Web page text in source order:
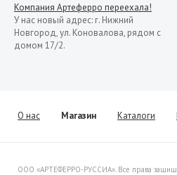
Компания Артеферро переехала!
У нас новый адрес: г. Нижний
Новгород, ул. Коновалова, рядом с
домом 17/2.
Уважаемые клиенты! Представляем
Вашему вниманию распродажу
О нас Магазин Каталоги
ООО «АРТЕФЕРРО-РУССИА». Все права